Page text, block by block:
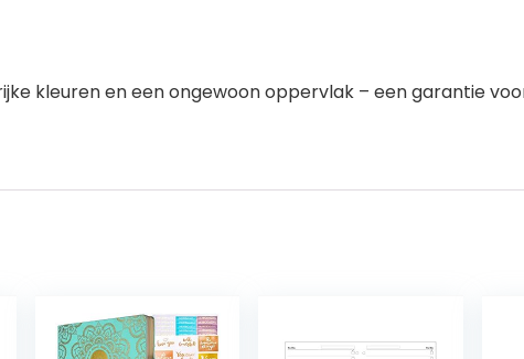
kleuren en een ongewoon oppervlak – een garantie